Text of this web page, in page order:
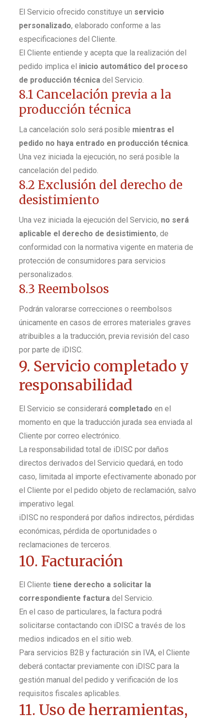
El Servicio ofrecido constituye un servicio
personalizado, elaborado conforme a las
especificaciones del Cliente.
El Cliente entiende y acepta que la realización del
pedido implica el inicio automático del proceso
de producción técnica del Servicio.
8.1 Cancelación previa a la
producción técnica
La cancelación solo será posible mientras el
pedido no haya entrado en producción técnica.
Una vez iniciada la ejecución, no será posible la
cancelación del pedido.
8.2 Exclusión del derecho de
desistimiento
Una vez iniciada la ejecución del Servicio, no será
aplicable el derecho de desistimiento, de
conformidad con la normativa vigente en materia de
protección de consumidores para servicios
personalizados.
8.3 Reembolsos
Podrán valorarse correcciones o reembolsos
únicamente en casos de errores materiales graves
atribuibles a la traducción, previa revisión del caso
por parte de iDISC.
9. Servicio completado y
responsabilidad
El Servicio se considerará completado en el
momento en que la traducción jurada sea enviada al
Cliente por correo electrónico.
La responsabilidad total de iDISC por daños
directos derivados del Servicio quedará, en todo
caso, limitada al importe efectivamente abonado por
el Cliente por el pedido objeto de reclamación, salvo
imperativo legal.
iDISC no responderá por daños indirectos, pérdidas
económicas, pérdida de oportunidades o
reclamaciones de terceros.
10. Facturación
El Cliente tiene derecho a solicitar la
correspondiente factura del Servicio.
En el caso de particulares, la factura podrá
solicitarse contactando con iDISC a través de los
medios indicados en el sitio web.
Para servicios B2B y facturación sin IVA, el Cliente
deberá contactar previamente con iDISC para la
gestión manual del pedido y verificación de los
requisitos fiscales aplicables.
11. Uso de herramientas,